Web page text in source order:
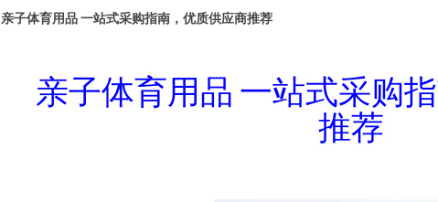
亲子体育用品 一站式采购指南，优质供应商推荐
亲子体育用品 一站式采购
推荐